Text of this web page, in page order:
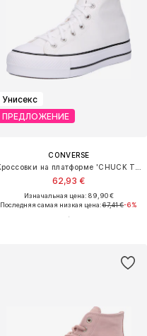
Унисекс
ПРЕДЛОЖЕНИЕ
CONVERSE
62,93 €
Изначальная цена: 89,90 €
Последняя самая низкая цена:67,41 €-6%